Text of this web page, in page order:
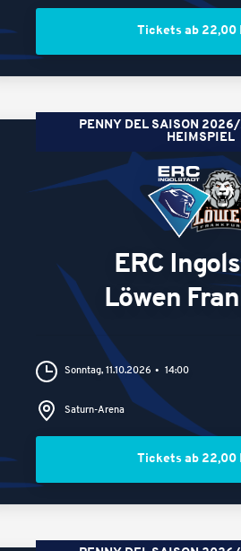
Tickets ab 22,00
PENNY DEL SAISON
HEIMSPIEL
ERC
Löwen
Sonntag, 11.10.2026 14:00
Saturn-Arena
Tickets ab 22,00